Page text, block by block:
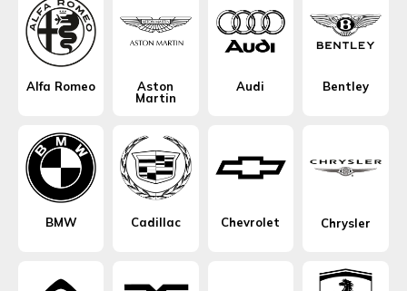
Alfa Romeo
Aston
Martin
Audi Bentley
BMW Cadillac Chevrolet Chrysler